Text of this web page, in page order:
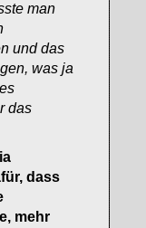
man
und das
was ja
das
dass
mehr